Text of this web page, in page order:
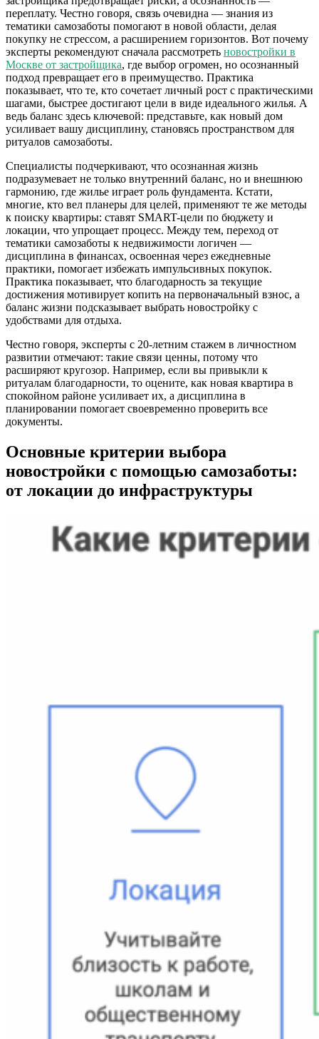
переплату. Честно говоря, связь очевидна — знания из
тематики самозаботы помогают в новой области, делая
покупку не стрессом, а расширением горизонтов. Вот почему
эксперты рекомендуют сначала рассмотреть новостройки в
Москве от застройщика, где выбор огромен, но осознанный
подход превращает его в преимущество. Практика
показывает, что те, кто сочетает личный рост с практическими
шагами, быстрее достигают цели в виде идеального жилья. А
ведь баланс здесь ключевой: представьте, как новый дом
усиливает вашу дисциплину, становясь пространством для
ритуалов самозаботы.
Специалисты подчеркивают, что осознанная жизнь
подразумевает не только внутренний баланс, но и внешнюю
гармонию, где жилье играет роль фундамента. Кстати,
многие, кто вел планеры для целей, применяют те же методы
к поиску квартиры: ставят SMART-цели по бюджету и
локации, что упрощает процесс. Между тем, переход от
тематики самозаботы к недвижимости логичен —
дисциплина в финансах, освоенная через ежедневные
практики, помогает избежать импульсивных покупок.
Практика показывает, что благодарность за текущие
достижения мотивирует копить на первоначальный взнос, а
баланс жизни подсказывает выбрать новостройку с
удобствами для отдыха.
Честно говоря, эксперты с 20-летним стажем в личностном
развитии отмечают: такие связи ценны, потому что
расширяют кругозор. Например, если вы привыкли к
ритуалам благодарности, то оцените, как новая квартира в
спокойном районе усиливает их, а дисциплина в
планировании помогает своевременно проверить все
документы.
Основные критерии выбора
новостройки с помощью самозаботы:
от локации до инфраструктуры